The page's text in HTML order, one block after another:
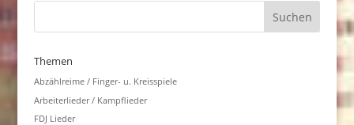
Themen
Abzählreime / Finger- u. Kreisspiele
Arbeiterlieder / Kampflieder
FDJ Lieder